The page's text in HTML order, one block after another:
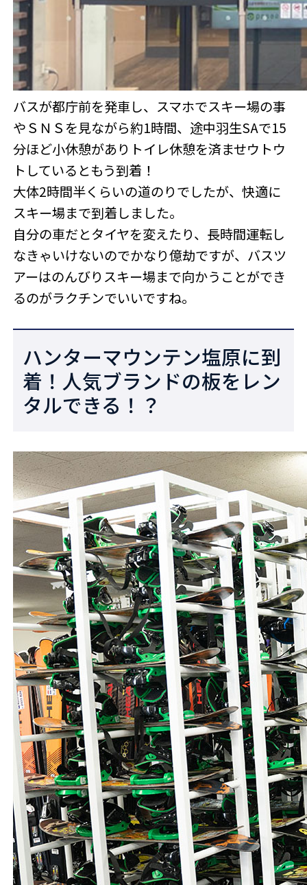
バスが都庁前を発車し、スマホでスキー場の事
やＳＮＳを見ながら約1時間、途中羽生SAで15
分ほど小休憩がありトイレ休憩を済ませウトウ
トしているともう到着！
大体2時間半くらいの道のりでしたが、快適に
スキー場まで到着しました。
自分の車だとタイヤを変えたり、長時間運転し
なきゃいけないのでかなり億劫ですが、バスツ
アーはのんびりスキー場まで向かうことができ
るのがラクチンでいいですね。
ハンターマウンテン塩原に到
着！人気ブランドの板をレン
タルできる！？